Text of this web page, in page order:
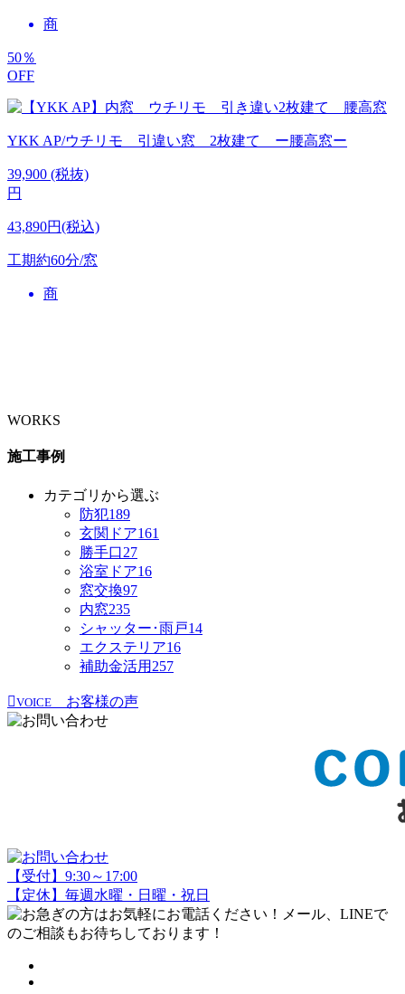
商
50％
OFF
YKK AP/ウチリモ 引違い窓 2枚建て ー腰高窓ー
39,900 (税抜)
円
43,890円(税込)
工期約60分/窓
商
WORKS
施工事例
カテゴリから選ぶ
防犯189
玄関ドア161
勝手口27
浴室ドア16
窓交換97
内窓235
シャッター･雨戸14
エクステリア16
補助金活用 257
VOICE お客様の声
【受付】9:30～17:00
【定休】毎週水曜・日曜・祝日